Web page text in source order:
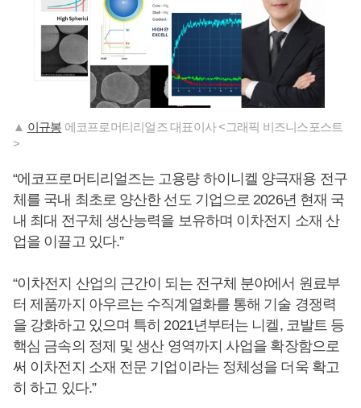
▲ 이규봉 에코프로머티리얼즈 대표이사 <그래픽 비즈니스포스트
>
“에코프로머티리얼즈는 고용량 하이니켈 양극재용 전구
체를 국내 최초로 양산한 선도 기업으로 2026년 현재 국
내 최대 전구체 생산능력을 보유하며 이차전지 소재 산
업을 이끌고 있다.”
“이차전지 산업의 근간이 되는 전구체 분야에서 원료부
터 제품까지 아우르는 수직계열화를 통해 기술 경쟁력
을 강화하고 있으며 특히 2021년부터는 니켈, 코발트 등
핵심 금속의 정제 및 생산 영역까지 사업을 확장함으로
써 이차전지 소재 전문 기업이라는 정체성을 더욱 확고
히 하고 있다.”